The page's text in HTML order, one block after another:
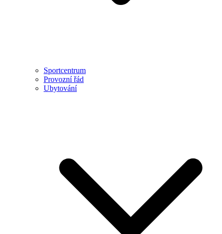
Sportcentrum
Provozní řád
Ubytování